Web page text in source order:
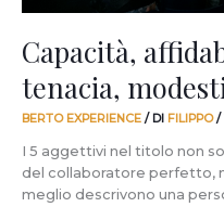
Capacità,
tenacia,
BERTO EXPERIENCE / DI FILIPPO/
I 5 aggettivi nel titolo non
del collaboratore perfetto,
meglio descrivono una